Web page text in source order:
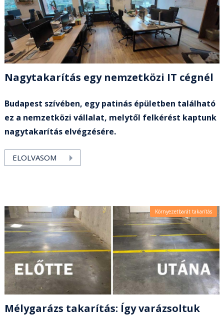
Nagytakarítás egy nemzetközi IT cégnél
Budapest szívében, egy patinás épületben található
ez a nemzetközi vállalat, melytől felkérést kaptunk
nagytakarítás elvégzésére.
ELOLVASOM
Mélygarázs takarítás: Így varázsoltuk
Környezetbarát takarítás